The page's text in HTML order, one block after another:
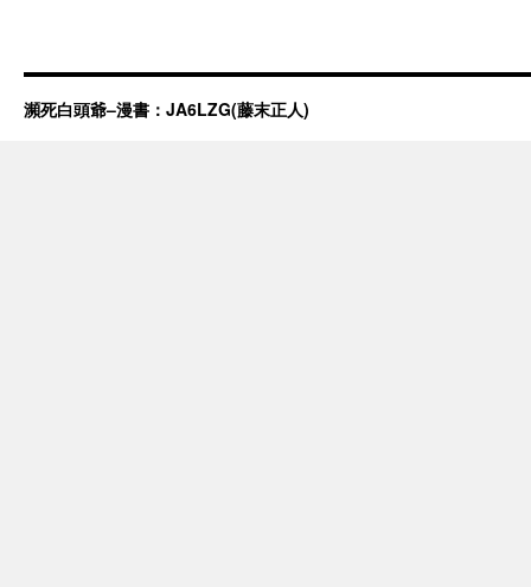
瀕死白頭爺–漫書：JA6LZG(藤末正人)